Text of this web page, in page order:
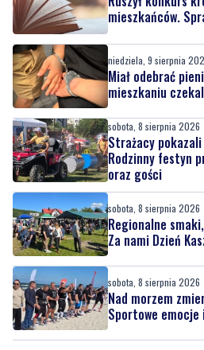
mieszkańców.
niedziela, 9 sierpnia
Miał odebrać
mieszkaniu
sobota, 8 sierpnia 2026
Strażacy
Rodzinny festyn
oraz gości
sobota, 8 sierpnia 2026
Regionalne
Za nami Dzień
sobota, 8 sierpnia 2026
Nad morzem
Sportowe emocje